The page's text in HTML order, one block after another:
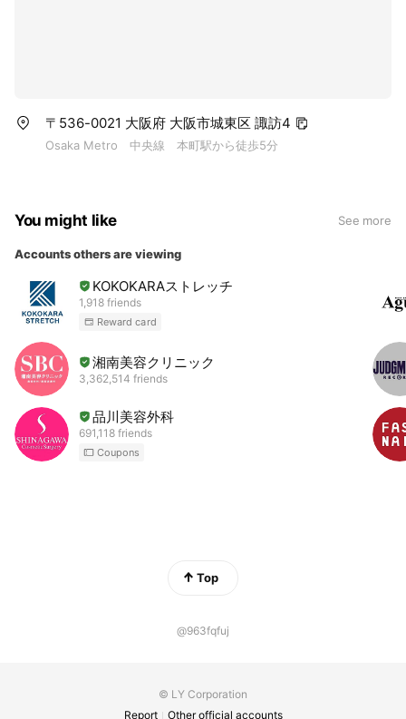
〒536-0021 大阪府 大阪市城東区 諏訪4
Osaka Metro 中央線 本町駅から徒歩5分
You might like See more
Accounts others are viewing
KOKOKARAストレッチ
1,918 friends
Reward card
湘南美容クリニック
3,362,514 friends
品川美容外科
691,118 friends
Coupons
Top
@963fqfuj
© LY Corporation
Report
Other official accounts